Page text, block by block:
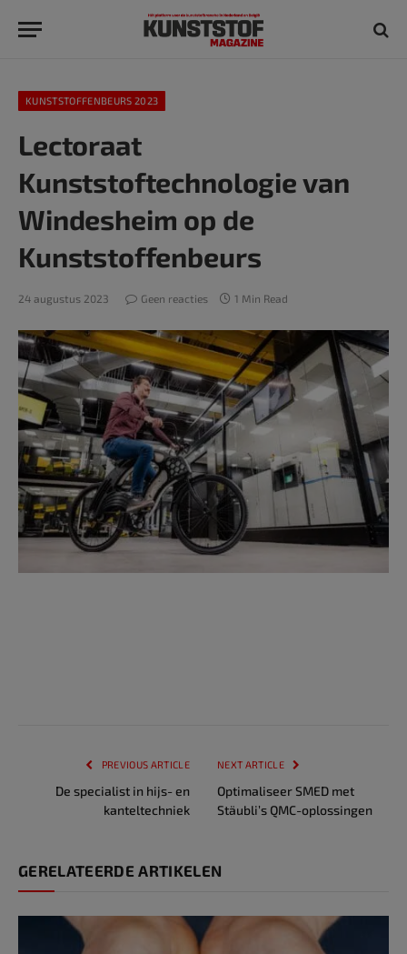
KUNSTSTOFFENBEURS 2023
Lectoraat
Kunststoftechnologie van
Windesheim op de
Kunststoffenbeurs
24 augustus 2023 Geen reacties 1 Min Read
PREVIOUS ARTICLE
De specialist in hijs- en
kanteltechniek
NEXT ARTICLE
Optimaliseer SMED met
Stäubli’s QMC-oplossingen
GERELATEERDE ARTIKELEN